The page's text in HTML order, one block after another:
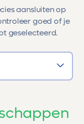
aansluiten op
goed of je
geselecteerd.